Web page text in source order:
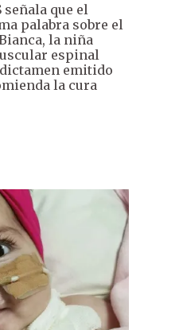
que el
palabra sobre el
la niña
espinal
emitido
la cura